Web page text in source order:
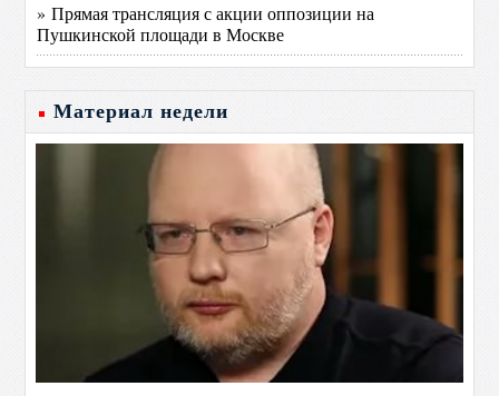
» Прямая трансляция с акции оппозиции на
Пушкинской площади в Москве
Материал недели